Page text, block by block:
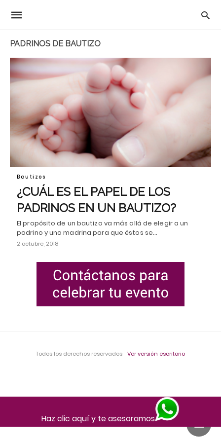
PADRINOS DE BAUTIZO
Bautizos
¿CUÁL ES EL PAPEL DE LOS
PADRINOS EN UN BAUTIZO?
El propósito de un bautizo va más allá de elegir a un
padrino y una madrina para que éstos se…
2 octubre, 2018
Todos los derechos reservados Ver versión escritorio
Haz clic aquí y te asesoramos